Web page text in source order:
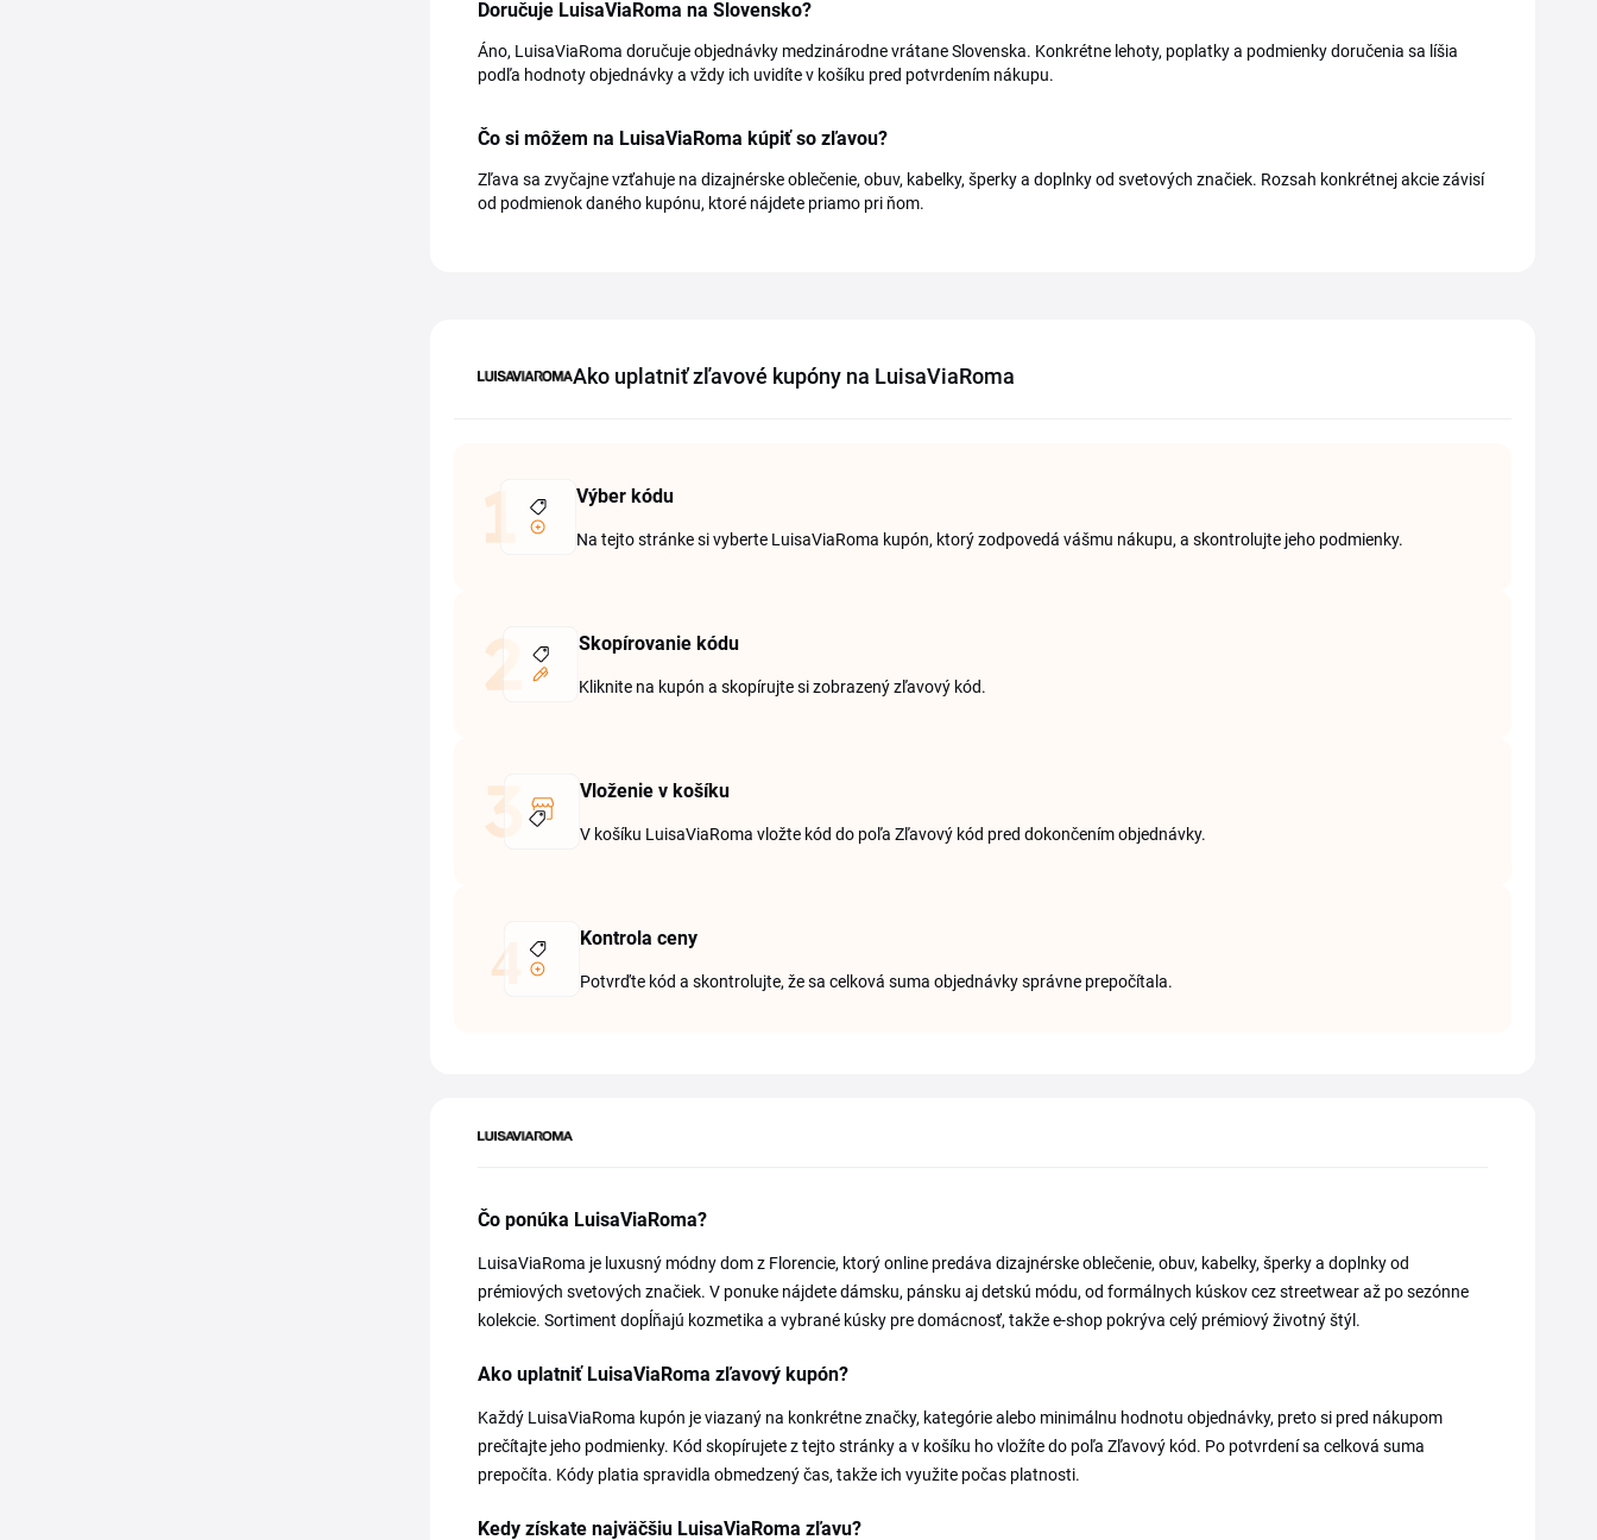
Doručuje LuisaViaRoma na Slovensko?
Áno, LuisaViaRoma doručuje objednávky medzinárodne vrátane Slovenska. Konkrétne lehoty, poplatky a podmienky doručenia sa líšia
podľa hodnoty objednávky a vždy ich uvidíte v košíku pred potvrdením nákupu.
Čo si môžem na LuisaViaRoma kúpiť so zľavou?
Zľava sa zvyčajne vzťahuje na dizajnérske oblečenie, obuv, kabelky, šperky a doplnky od svetových značiek. Rozsah konkrétnej akcie závisí
od podmienok daného kupónu, ktoré nájdete priamo pri ňom.
Ako uplatniť zľavové kupóny na LuisaViaRoma
Výber kódu
Na tejto stránke si vyberte LuisaViaRoma kupón, ktorý zodpovedá vášmu nákupu, a skontrolujte jeho podmienky.
Skopírovanie kódu
Kliknite na kupón a skopírujte si zobrazený zľavový kód.
Vloženie v košíku
V košíku LuisaViaRoma vložte kód do poľa Zľavový kód pred dokončením objednávky.
Kontrola ceny
Potvrďte kód a skontrolujte, že sa celková suma objednávky správne prepočítala.
Čo ponúka LuisaViaRoma?
LuisaViaRoma je luxusný módny dom z Florencie, ktorý online predáva dizajnérske oblečenie, obuv, kabelky, šperky a doplnky od
prémiových svetových značiek. V ponuke nájdete dámsku, pánsku aj detskú módu, od formálnych kúskov cez streetwear až po sezónne
kolekcie. Sortiment dopĺňajú kozmetika a vybrané kúsky pre domácnosť, takže e-shop pokrýva celý prémiový životný štýl.
Ako uplatniť LuisaViaRoma zľavový kupón?
Každý LuisaViaRoma kupón je viazaný na konkrétne značky, kategórie alebo minimálnu hodnotu objednávky, preto si pred nákupom
prečítajte jeho podmienky. Kód skopírujete z tejto stránky a v košíku ho vložíte do poľa Zľavový kód. Po potvrdení sa celková suma
prepočíta. Kódy platia spravidla obmedzený čas, takže ich využite počas platnosti.
Kedy získate najväčšiu LuisaViaRoma zľavu?